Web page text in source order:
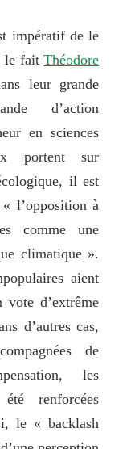
impératif de le
le faitThéodore
leur grande
d’action
en sciences
portent sur
il est
l’opposition à
comme une
climatique ».
aient
d’extrême
d’autres cas,
de
les
renforcées
le « backlash